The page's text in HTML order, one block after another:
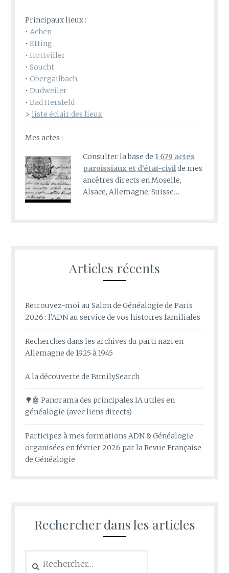
Principaux lieux :
• Achen
•Etting
•Hottviller
•Soucht
•Obergailbach
•Dudweiler
•Bad Hersfeld
> liste éclair des lieux
Mes actes :
Consulter la base de 1 679 actes
paroissiaux et d’état-civilde mes
ancêtres directs en Moselle,
Alsace, Allemagne, Suisse…
Articles récents
Retrouvez-moi au Salon de Généalogie de Paris
2026 : l’ADN au service de vos histoires familiales
Recherches dans les archives du parti nazi en
Allemagne de 1925 à 1945
A la découverte de FamilySearch
🌳🤖 Panorama des principales IA utiles en
généalogie (avec liens directs)
Participez à mes formations ADN & Généalogie
organisées en février 2026 par la Revue Française
de Généalogie
Rechercher dans les articles